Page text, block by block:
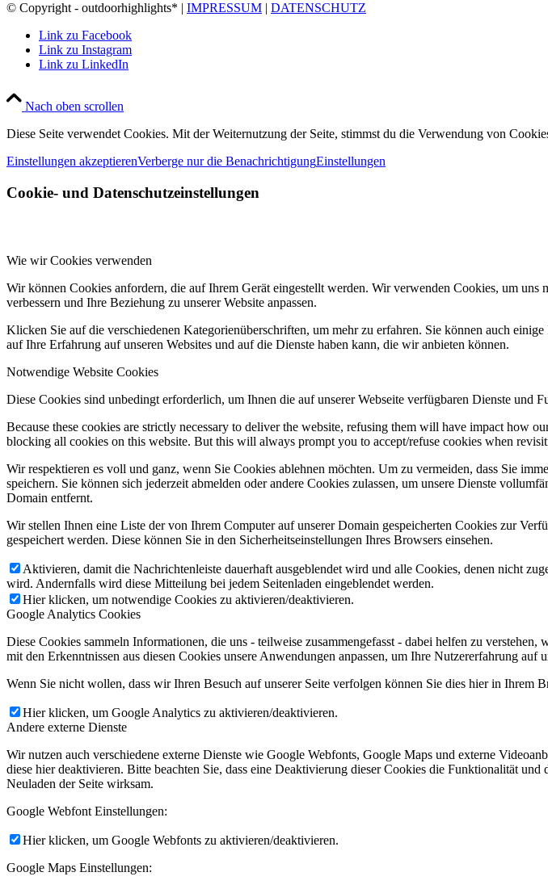
© Copyright - outdoorhighlights* | IMPRESSUM | DATENSCHUTZ
Link zu Facebook
Link zu Instagram
Link zu LinkedIn
Nach oben scrollen
Diese Seite verwendet Cookies. Mit der Weiternutzung der Seite, stimmst du die Verwendung von
Einstellungen akzeptierenVerberge nur die BenachrichtigungEinstellungen
Cookie- und Datenschutzeinstellungen
Wie wir Cookies verwenden
Wir können Cookies anfordern, die auf Ihrem Gerät eingestellt werden. Wir verwenden Cookies, um
verbessern und Ihre Beziehung zu unserer Website anpassen.
Klicken Sie auf die verschiedenen Kategorienüberschriften, um mehr zu erfahren. Sie können auch
auf Ihre Erfahrung auf unseren Websites und auf die Dienste haben kann, die wir anbieten können.
Notwendige Website Cookies
Diese Cookies sind unbedingt erforderlich, um Ihnen die auf unserer Webseite verfügbaren Dienste und
Because these cookies are strictly necessary to deliver the website, refusing them will have impact how
blocking all cookies on this website. But this will always prompt you to accept/refuse cookies when
Wir respektieren es voll und ganz, wenn Sie Cookies ablehnen möchten. Um zu vermeiden, dass Sie
speichern. Sie können sich jederzeit abmelden oder andere Cookies zulassen, um unsere Dienste
Domain entfernt.
Wir stellen Ihnen eine Liste der von Ihrem Computer auf unserer Domain gespeicherten Cookies zur
gespeichert werden. Diese können Sie in den Sicherheitseinstellungen Ihres Browsers einsehen.
Aktivieren, damit die Nachrichtenleiste dauerhaft ausgeblendet wird und alle Cookies, denen nicht
wird. Andernfalls wird diese Mitteilung bei jedem Seitenladen eingeblendet werden.
Hier klicken, um notwendige Cookies zu aktivieren/deaktivieren.
Google Analytics Cookies
Diese Cookies sammeln Informationen, die uns - teilweise zusammengefasst - dabei helfen zu
mit den Erkenntnissen aus diesen Cookies unsere Anwendungen anpassen, um Ihre Nutzererfahrung auf
Wenn Sie nicht wollen, dass wir Ihren Besuch auf unserer Seite verfolgen können Sie dies hier in Ihrem
Hier klicken, um Google Analytics zu aktivieren/deaktivieren.
Andere externe Dienste
Wir nutzen auch verschiedene externe Dienste wie Google Webfonts, Google Maps und externe
diese hier deaktivieren. Bitte beachten Sie, dass eine Deaktivierung dieser Cookies die Funktionalität
Neuladen der Seite wirksam.
Google Webfont Einstellungen:
Hier klicken, um Google Webfonts zu aktivieren/deaktivieren.
Google Maps Einstellungen: